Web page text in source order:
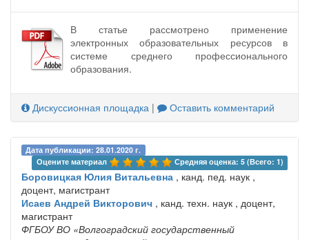
В статье рассмотрено применение
электронных образовательных ресурсов в
системе среднего профессионального
образования.
Дискуссионная площадка | Оставить комментарий
Дата публикации: 28.01.2020 г.
Оцените материал
Средняя оценка: 5 (Всего: 1)
Боровицкая Юлия Витальевна , канд. пед. наук ,
доцент, магистрант
Исаев Андрей Викторович , канд. техн. наук , доцент,
магистрант
ФГБОУ ВО «Волгоградский государственный